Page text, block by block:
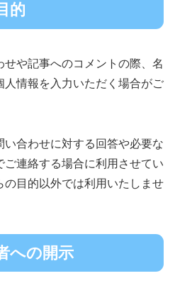
的
や記事へのコメントの際、名
情報を入力いただく場合がご
合わせに対する回答や必要な
連絡する場合に利用させてい
の目的以外では利用いたしませ
への開示